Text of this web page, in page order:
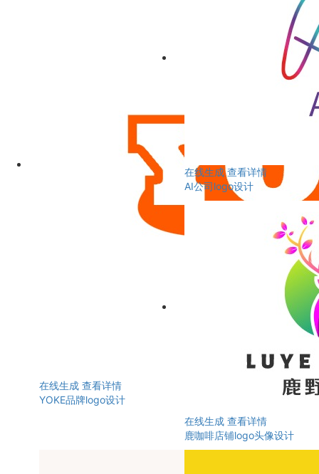
在线生成 查看详情
YOKE品牌logo设计
在线生成 查看详情
AI公司logo设计
在线生成 查看详情
鹿咖啡店铺logo头像设计